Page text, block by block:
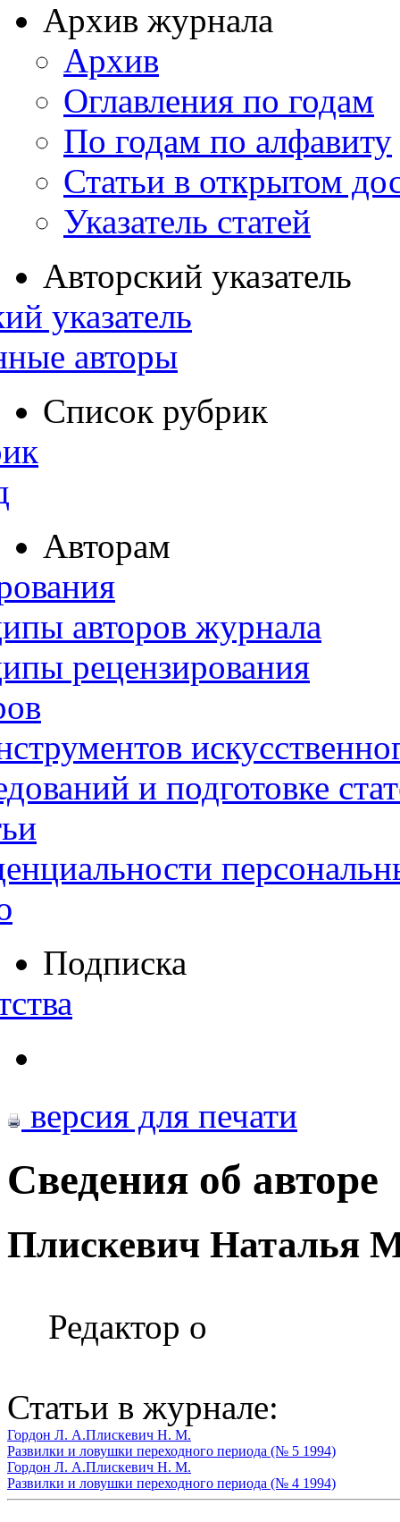
Архив журнала
Архив
Оглавления по годам
По годам по алфавиту
Статьи в открытом
Указатель статей
Авторский указатель
указатель
авторы
Список рубрик
Авторам
авторов журнала
рецензирования
и подготовке
Подписка
версия для печати
Сведения об авторе
Плискевич Наталья
Редактор о
Статьи в журнале:
Гордон Л. А.Плискевич Н. М.
Развилки и ловушки переходного периода (№ 5 1994)
Гордон Л. А.Плискевич Н. М.
Развилки и ловушки переходного периода (№ 4 1994)